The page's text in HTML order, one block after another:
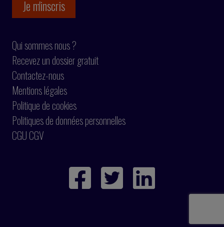
Qui sommes nous ?
Recevez un dossier gratuit
Contactez-nous
Mentions légales
Politique de cookies
Politiques de données personnelles
CGU CGV